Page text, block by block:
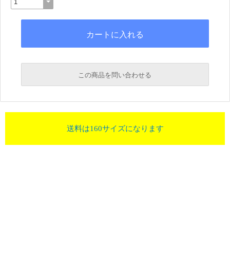
この商品を問い合わせる
送料は160サイズになります